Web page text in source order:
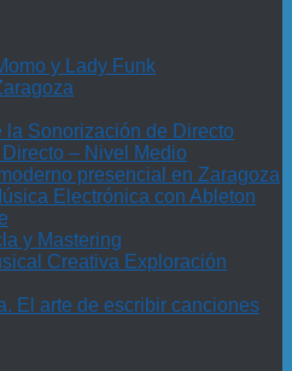
y Lady Funk
la Sonorización de Directo
– Nivel Medio
presencial en Zaragoza
Electrónica con Ableton
y Mastering
Creativa Exploración
El arte de escribir canciones